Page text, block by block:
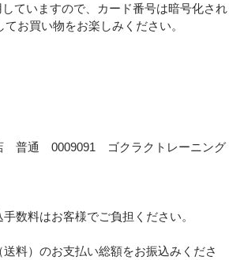
ていますので、カード番号は暗号化され
お買い物をお楽しみください。
普通 0009091 ゴクラクトレーニング
数料はお客様でご負担ください。
料）のお支払い総額をお振込みくださ